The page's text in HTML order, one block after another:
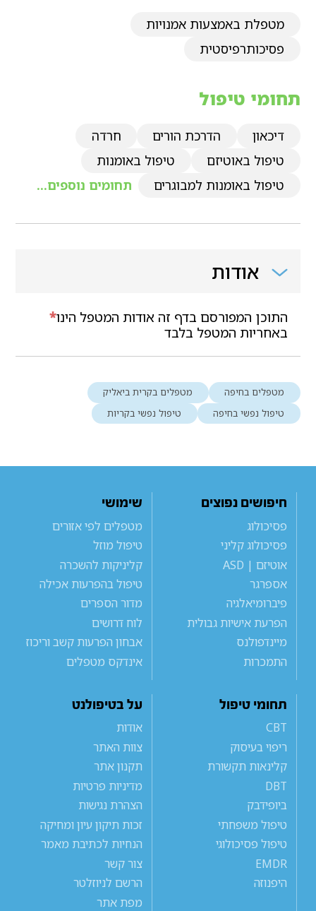
מטפלת באמצעות אמנויות
פסיכותרפיסטית
תחומי טיפול
דיכאון הדרכת הורים
חרדה
טיפול באוטיזם
טיפול באומנות
טיפול באומנות למבוגרים
תחומים נוספים...
אודות
*התוכן המפורסם בדף זה אודות המטפל הינו
באחריות המטפל בלבד
מטפלים בחיפה
מטפלים בקרית ביאליק
טיפול נפשי בחיפה
טיפול נפשי בקריות
חיפושים נפוצים
פסיכולוג
פסיכולוג קליני
אוטיזם | ASD
אספרגר
פיברומיאלגיה
הפרעת אישיות גבולית
מיינדפולנס
התמכרות
שימושי
מטפלים לפי אזורים
טיפול מוזל
קליניקות להשכרה
טיפול בהפרעות אכילה
מדור הספרים
לוח דרושים
אבחון הפרעות קשב וריכוז
אינדקס מטפלים
תחומי טיפול
CBT
ריפוי בעיסוק
קלינאות תקשורת
DBT
ביופידבק
טיפול משפחתי
טיפול פסיכולוגי
EMDR
היפנוזה
על בטיפולנט
אודות
צוות האתר
תקנון אתר
מדיניות פרטיות
הצהרת נגישות
זכות תיקון עיון ומחיקה
הנחיות לכתיבת מאמר
צור קשר
הרשם לניוזלטר
מפת אתר